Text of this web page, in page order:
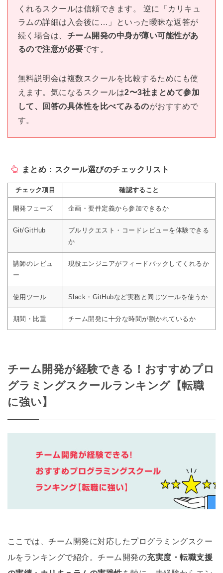
くれるスクールは信頼できます。 逆に「カリキュ
ラムの詳細は入会後に…」といった曖昧な返答が
続く場合は、 チーム開発の中身が薄い可能性があ
るので注意が必要です。
無料説明会は複数スクールを比較するためにも使
えます。気になるスクールは2〜3社まとめて参加
して、回答の具体性を比べてみるのがおすすめで
す。
まとめ：スクール選びのチェックリスト
チェック項目 確認すること
開発フェーズ 企画・要件定義から参加できるか
Git/GitHub
プルリクエスト・コードレビューを体験できる
か
講師のレビュ
ー
現役エンジニアがフィードバックしてくれるか
使用ツール Slack・GitHubなど実務と同じツールを使うか
期間・比重 チーム開発に十分な時間が割かれているか
チーム開発が経験できる！おすすめプロ
グラミングスクールランキング【転職
に強い】
ここでは、チーム開発に対応したプログラミングスクー
ルをランキングで紹介。チーム開発の充実度・転職支援